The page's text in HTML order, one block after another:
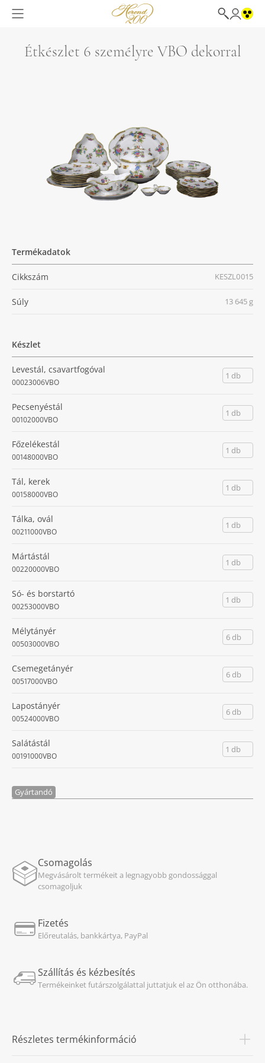
Étkészlet 6 személyre VBO dekorral
Termékadatok
Cikkszám KESZL0015
Súly 13 645 g
Készlet
Levestál, csavartfogóval
00023006VBO
1 db
Pecsenyéstál
00102000VBO
1 db
Főzelékestál
00148000VBO
1 db
Tál, kerek
00158000VBO
1 db
Tálka, ovál
00211000VBO
1 db
Mártástál
00220000VBO
1 db
Só- és borstartó
00253000VBO
1 db
Mélytányér
00503000VBO
6 db
Csemegetányér
00517000VBO
6 db
Lapostányér
00524000VBO
6 db
Salátástál
00191000VBO
1 db
Gyártandó
Csomagolás
Megvásárolt termékeit a legnagyobb gondossággal
csomagoljuk
Fizetés
Előreutalás, bankkártya, PayPal
Szállítás és kézbesítés
Termékeinket futárszolgálattal juttatjuk el az Ön otthonába.
Részletes termékinformáció